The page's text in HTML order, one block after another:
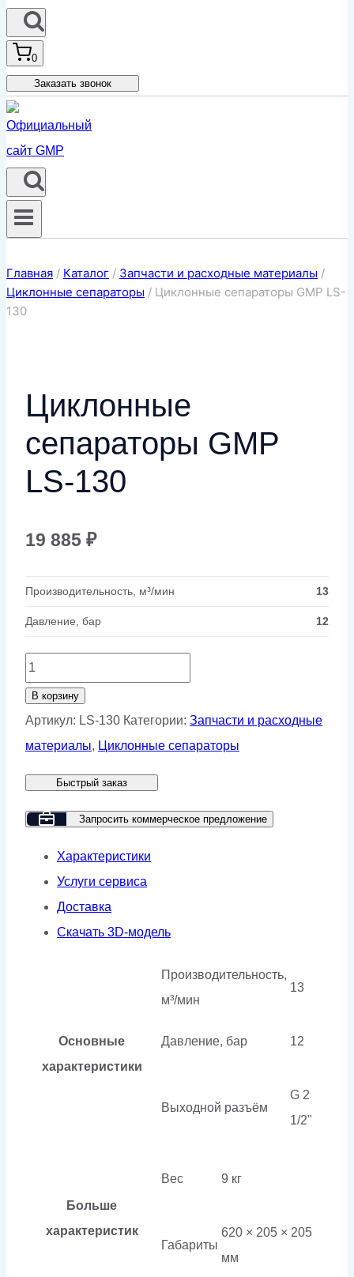
0
Заказать звонок
Главная / Каталог / Запчасти и расходные материалы /
Циклонные сепараторы / Циклонные сепараторы GMP LS-
130
Циклонные
сепараторы GMP
LS-130
19 885 ₽
Производительность, м³/мин 13
Давление, бар 12
Количество
товара
Циклонные
сепараторы
LS-
130
В корзину
Артикул: LS-130 Категории: Запчасти и расходные
материалы, Циклонные сепараторы
Быстрый заказ
Запросить коммерческое предложение
Характеристики
Услуги сервиса
Доставка
Скачать 3D-модель
Основные
характеристики
Производительность,
м³/мин
13
Давление, бар 12
Выходной разъём
G 2
1/2"
Больше
характеристик
Вес 9 кг
Габариты
620 × 205 × 205
мм